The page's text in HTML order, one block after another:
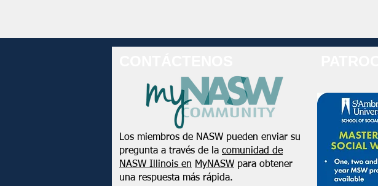
Los miembros de NASW pueden enviar su
pregunta a través de la comunidad de
NASW Illinois en MyNASW para obtener
una respuesta más rápida.